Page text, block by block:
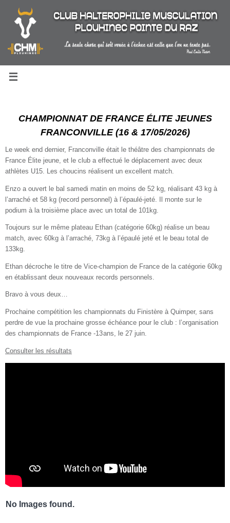
contenu
CHAMPIONNAT DE FRANCE ÉLITE JEUNES
FRANCONVILLE (16 & 17/05/2026)
Le week end dernier, Franconville était le théâtre des championnats de
France Élite jeune, et le club a effectué le déplacement avec deux
athlètes U15. Les choucins réalisent un excellent match.
Enzo a ouvert le bal samedi matin en moins de 52 kg, réalisant 43 kg à
l’arraché et 58 kg (record personnel) à l’épaulé-jeté. Il monte sur le
podium à la troisième place avec un total de 101kg.
Toujours sur le même plateau Ethan (catégorie 60kg) réalise un beau
match, avec 60kg à l’arraché, 73kg à l’épaulé jeté et le beau total de
133kg.
Ethan décroche le titre de Vice-champion de France de la catégorie 60kg
en établissant deux nouveaux records personnels.
Bravo à vous deux…
Prochaine compétition les championnats du Finistère à Quimper, sans
perdre de vue la prochaine grosse échéance pour le club : l’organisation
des championnats de France -13 ans, le 27 juin.
Consulter les résultats
No Images found.